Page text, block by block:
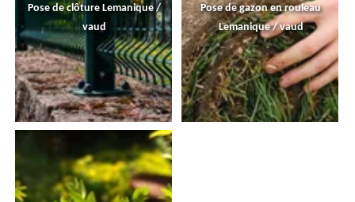
Pose de clôture Lemanique /
vaud
Pose de gazon en rouleau
Lemanique / vaud